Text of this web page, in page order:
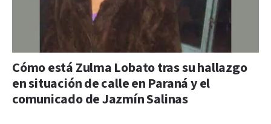
Cómo está Zulma Lobato tras su hallazgo
en situación de calle en Paraná y el
comunicado de Jazmín Salinas